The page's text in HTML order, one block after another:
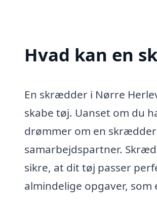
Hvad kan en
En skrædder i Nørre
skabe tøj. Uanset om du
drømmer om en
samarbejdspartner.
sikre, at dit tøj passer
almindelige opgaver,